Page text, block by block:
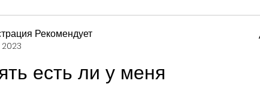
Рекомендует
есть ли у меня